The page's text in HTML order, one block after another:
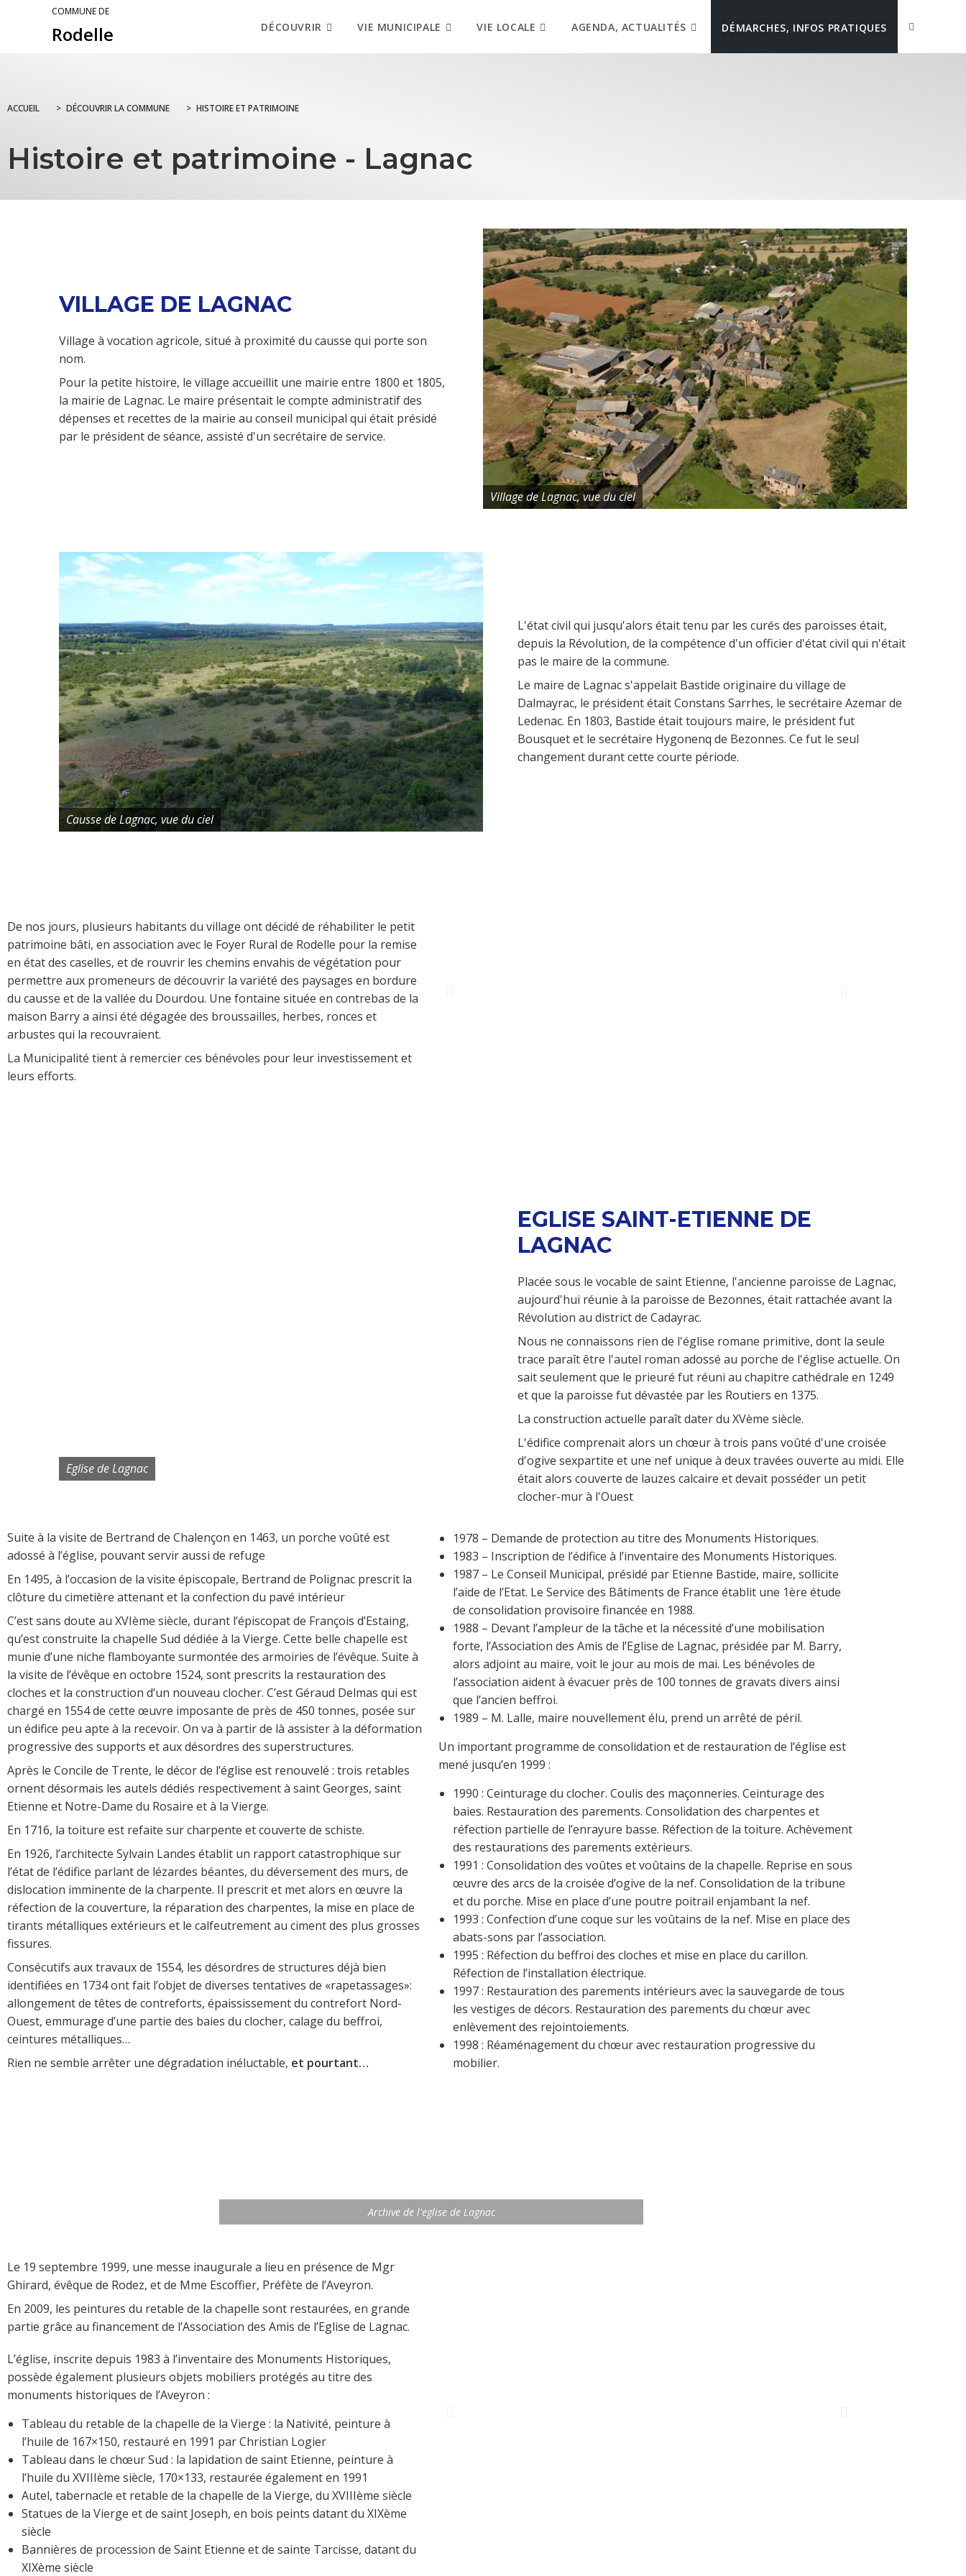
COMMUNE DE
Rodelle DÉCOUVRIR VIE MUNICIPALE VIE LOCALE AGENDA, ACTUALITÉS DÉMARCHES, INFOS PRATIQUES
ACCUEIL > DÉCOUVRIR LA COMMUNE > HISTOIRE ET PATRIMOINE
Histoire et patrimoine - Lagnac
VILLAGE DE LAGNAC
Village à vocation agricole, situé à proximité du causse qui porte son
nom.
Pour la petite histoire, le village accueillit une mairie entre 1800 et 1805,
la mairie de Lagnac. Le maire présentait le compte administratif des
dépenses et recettes de la mairie au conseil municipal qui était présidé
par le président de séance, assisté d'un secrétaire de service.
Village de Lagnac, vue du ciel
L'état civil qui jusqu'alors était tenu par les curés des paroisses était,
depuis la Révolution, de la compétence d'un officier d'état civil qui n'était
pas le maire de la commune.
Le maire de Lagnac s'appelait Bastide originaire du village de
Dalmayrac, le président était Constans Sarrhes, le secrétaire Azemar de
Ledenac. En 1803, Bastide était toujours maire, le président fut
Bousquet et le secrétaire Hygonenq de Bezonnes. Ce fut le seul
changement durant cette courte période.
Causse de Lagnac, vue du ciel
De nos jours, plusieurs habitants du village ont décidé de réhabiliter le petit
patrimoine bâti, en association avec le Foyer Rural de Rodelle pour la remise
en état des caselles, et de rouvrir les chemins envahis de végétation pour
permettre aux promeneurs de découvrir la variété des paysages en bordure
du causse et de la vallée du Dourdou. Une fontaine située en contrebas de la
maison Barry a ainsi été dégagée des broussailles, herbes, ronces et
arbustes qui la recouvraient.
La Municipalité tient à remercier ces bénévoles pour leur investissement et
leurs efforts.
EGLISE SAINT-ETIENNE DE
LAGNAC
Placée sous le vocable de saint Etienne, l'ancienne paroisse de Lagnac,
aujourd'hui réunie à la paroisse de Bezonnes, était rattachée avant la
Révolution au district de Cadayrac.
Nous ne connaissons rien de l'église romane primitive, dont la seule
trace paraît être l'autel roman adossé au porche de l'église actuelle. On
sait seulement que le prieuré fut réuni au chapitre cathédrale en 1249
et que la paroisse fut dévastée par les Routiers en 1375.
La construction actuelle paraît dater du XVème siècle.
L'édifice comprenait alors un chœur à trois pans voûté d'une croisée
d'ogive sexpartite et une nef unique à deux travées ouverte au midi. Elle
était alors couverte de lauzes calcaire et devait posséder un petit
clocher-mur à l'Ouest
Eglise de Lagnac
Suite à la visite de Bertrand de Chalençon en 1463, un porche voûté est
adossé à l’église, pouvant servir aussi de refuge
En 1495, à l’occasion de la visite épiscopale, Bertrand de Polignac prescrit la
clôture du cimetière attenant et la confection du pavé intérieur
C’est sans doute au XVIème siècle, durant l’épiscopat de François d’Estaing,
qu’est construite la chapelle Sud dédiée à la Vierge. Cette belle chapelle est
munie d’une niche flamboyante surmontée des armoiries de l’évêque. Suite à
la visite de l’évêque en octobre 1524, sont prescrits la restauration des
cloches et la construction d’un nouveau clocher. C’est Géraud Delmas qui est
chargé en 1554 de cette œuvre imposante de près de 450 tonnes, posée sur
un édifice peu apte à la recevoir. On va à partir de là assister à la déformation
progressive des supports et aux désordres des superstructures.
Après le Concile de Trente, le décor de l’église est renouvelé : trois retables
ornent désormais les autels dédiés respectivement à saint Georges, saint
Etienne et Notre-Dame du Rosaire et à la Vierge.
En 1716, la toiture est refaite sur charpente et couverte de schiste.
En 1926, l’architecte Sylvain Landes établit un rapport catastrophique sur
l’état de l’édifice parlant de lézardes béantes, du déversement des murs, de
dislocation imminente de la charpente. Il prescrit et met alors en œuvre la
réfection de la couverture, la réparation des charpentes, la mise en place de
tirants métalliques extérieurs et le calfeutrement au ciment des plus grosses
fissures.
Consécutifs aux travaux de 1554, les désordres de structures déjà bien
identifiées en 1734 ont fait l’objet de diverses tentatives de «rapetassages»:
allongement de têtes de contreforts, épaississement du contrefort Nord-
Ouest, emmurage d’une partie des baies du clocher, calage du beffroi,
ceintures métalliques…
Rien ne semble arrêter une dégradation inéluctable, et pourtant…
1978 – Demande de protection au titre des Monuments Historiques.
1983 – Inscription de l’édifice à l’inventaire des Monuments Historiques.
1987 – Le Conseil Municipal, présidé par Etienne Bastide, maire, sollicite
l’aide de l’Etat. Le Service des Bâtiments de France établit une 1ère étude
de consolidation provisoire financée en 1988.
1988 – Devant l’ampleur de la tâche et la nécessité d’une mobilisation
forte, l’Association des Amis de l’Eglise de Lagnac, présidée par M. Barry,
alors adjoint au maire, voit le jour au mois de mai. Les bénévoles de
l’association aident à évacuer près de 100 tonnes de gravats divers ainsi
que l’ancien beffroi.
1989 – M. Lalle, maire nouvellement élu, prend un arrêté de péril.
Un important programme de consolidation et de restauration de l’église est
mené jusqu’en 1999 :
1990 : Ceinturage du clocher. Coulis des maçonneries. Ceinturage des
baies. Restauration des parements. Consolidation des charpentes et
réfection partielle de l’enrayure basse. Réfection de la toiture. Achèvement
des restaurations des parements extérieurs.
1991 : Consolidation des voûtes et voûtains de la chapelle. Reprise en sous
œuvre des arcs de la croisée d’ogive de la nef. Consolidation de la tribune
et du porche. Mise en place d’une poutre poitrail enjambant la nef.
1993 : Confection d’une coque sur les voûtains de la nef. Mise en place des
abats-sons par l’association.
1995 : Réfection du beffroi des cloches et mise en place du carillon.
Réfection de l’installation électrique.
1997 : Restauration des parements intérieurs avec la sauvegarde de tous
les vestiges de décors. Restauration des parements du chœur avec
enlèvement des rejointoiements.
1998 : Réaménagement du chœur avec restauration progressive du
mobilier.
Archive de l'eglise de Lagnac
Le 19 septembre 1999, une messe inaugurale a lieu en présence de Mgr
Ghirard, évêque de Rodez, et de Mme Escoffier, Préfète de l’Aveyron.
En 2009, les peintures du retable de la chapelle sont restaurées, en grande
partie grâce au financement de l’Association des Amis de l’Eglise de Lagnac.
L’église, inscrite depuis 1983 à l’inventaire des Monuments Historiques,
possède également plusieurs objets mobiliers protégés au titre des
monuments historiques de l’Aveyron :
Tableau du retable de la chapelle de la Vierge : la Nativité, peinture à
l’huile de 167×150, restauré en 1991 par Christian Logier
Tableau dans le chœur Sud : la lapidation de saint Etienne, peinture à
l’huile du XVIIIème siècle, 170×133, restaurée également en 1991
Autel, tabernacle et retable de la chapelle de la Vierge, du XVIIIème siècle
Statues de la Vierge et de saint Joseph, en bois peints datant du XIXème
siècle
Bannières de procession de Saint Etienne et de sainte Tarcisse, datant du
XIXème siècle